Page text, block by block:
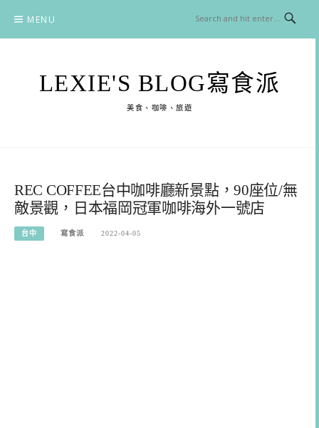
content
MENU
LEXIE'S BLOG寫食派
美食、咖啡、旅遊
REC COFFEE台中咖啡廳新景點，90座位/無
敵景觀，日本福岡冠軍咖啡海外一號店
台中 寫食派 2022-04-05